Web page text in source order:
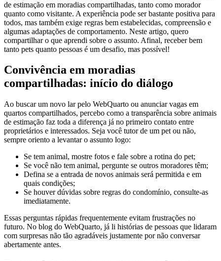
de estimação em moradias compartilhadas, tanto como morador
quanto como visitante. A experiência pode ser bastante positiva para
todos, mas também exige regras bem estabelecidas, compreensão e
algumas adaptações de comportamento. Neste artigo, quero
compartilhar o que aprendi sobre o assunto. Afinal, receber bem
tanto pets quanto pessoas é um desafio, mas possível!
Convivência em moradias
compartilhadas: início do diálogo
Ao buscar um novo lar pelo WebQuarto ou anunciar vagas em
quartos compartilhados, percebo como a transparência sobre animais
de estimação faz toda a diferença já no primeiro contato entre
proprietários e interessados. Seja você tutor de um pet ou não,
sempre oriento a levantar o assunto logo:
Se tem animal, mostre fotos e fale sobre a rotina do pet;
Se você não tem animal, pergunte se outros moradores têm;
Defina se a entrada de novos animais será permitida e em
quais condições;
Se houver dúvidas sobre regras do condomínio, consulte-as
imediatamente.
Essas perguntas rápidas frequentemente evitam frustrações no
futuro. No blog do WebQuarto, já li histórias de pessoas que lidaram
com surpresas não tão agradáveis justamente por não conversar
abertamente antes.